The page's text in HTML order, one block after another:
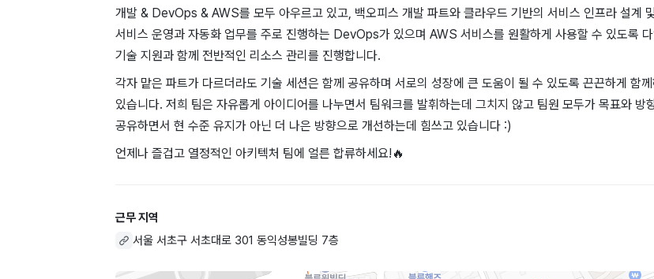
개발 & DevOps & AWS를 모두 아우르고 있고, 백오피스 개발 파트와 클라우드 기반의 서비스 인프라 설계
서비스 운영과 자동화 업무를 주로 진행하는 DevOps가 있으며 AWS 서비스를 원활하게 사용할 수 있도록
기술 지원과 함께 전반적인 리소스 관리를 진행합니다.
각자 맡은 파트가 다르더라도 기술 세션은 함께 공유하며 서로의 성장에 큰 도움이 될 수 있도록 끈끈하게 함
있습니다. 저희 팀은 자유롭게 아이디어를 나누면서 팀워크를 발휘하는데 그치지 않고 팀원 모두가 목표와 방
공유하면서 현 수준 유지가 아닌 더 나은 방향으로 개선하는데 힘쓰고 있습니다 :)
언제나 즐겁고 열정적인 아키텍처 팀에 얼른 합류하세요!🔥
근무 지역
서울 서초구 서초대로 301 동익성봉빌딩 7층